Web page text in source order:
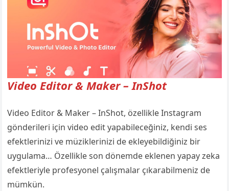
Video Editor & Maker – InShot
Video Editor & Maker – InShot, özellikle Instagram
gönderileri için video edit yapabileceğiniz, kendi ses
efektlerinizi ve müziklerinizi de ekleyebildiğiniz bir
uygulama… Özellikle son dönemde eklenen yapay zeka
efektleriyle profesyonel çalışmalar çıkarabilmeniz de
mümkün.